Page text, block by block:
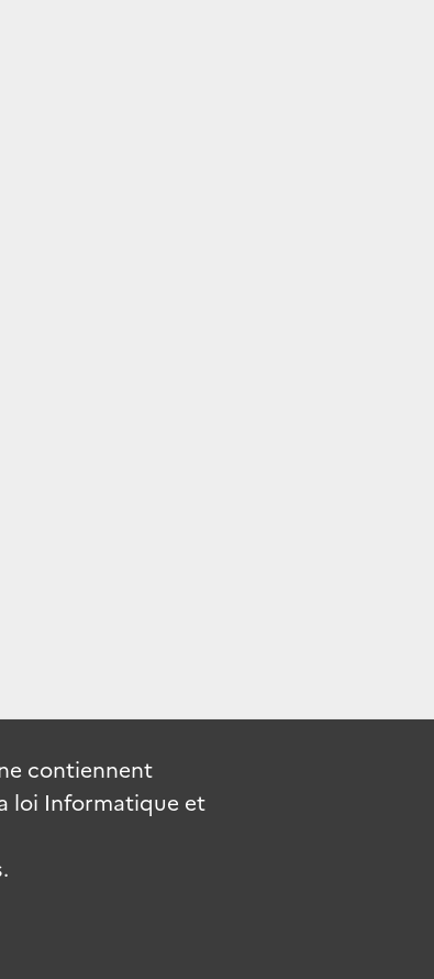
contiennent
loi Informatique et